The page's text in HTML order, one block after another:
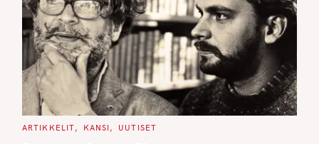
C
ARTIKKELIT KANSI UUTISET